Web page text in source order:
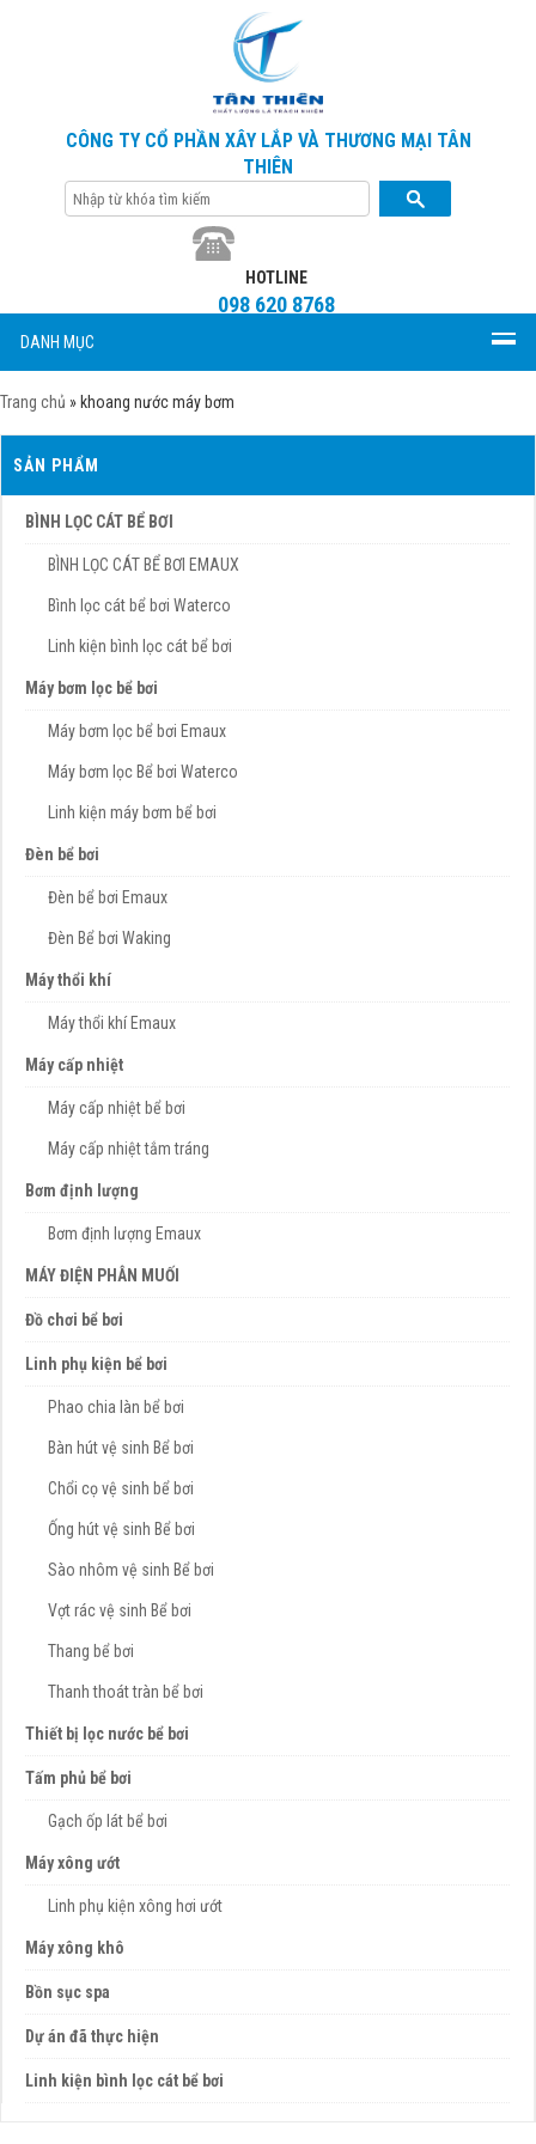
CÔNG TY CỔ PHẦN XÂY LẮP VÀ THƯƠNG MẠI TÂN
THIÊN
HOTLINE
098 620 8768
DANH MỤC
Trang chủ » khoang nước máy bơm
SẢN PHẨM
BÌNH LỌC CÁT BỂ BƠI
BÌNH LỌC CÁT BỂ BƠI EMAUX
Bình lọc cát bể bơi Waterco
Linh kiện bình lọc cát bể bơi
Máy bơm lọc bể bơi
Máy bơm lọc bể bơi Emaux
Máy bơm lọc Bể bơi Waterco
Linh kiện máy bơm bể bơi
Đèn bể bơi
Đèn bể bơi Emaux
Đèn Bể bơi Waking
Máy thổi khí
Máy thổi khí Emaux
Máy cấp nhiệt
Máy cấp nhiệt bể bơi
Máy cấp nhiệt tắm tráng
Bơm định lượng
Bơm định lượng Emaux
MÁY ĐIỆN PHÂN MUỐI
Đồ chơi bể bơi
Linh phụ kiện bể bơi
Phao chia làn bể bơi
Bàn hút vệ sinh Bể bơi
Chổi cọ vệ sinh bể bơi
Ống hút vệ sinh Bể bơi
Sào nhôm vệ sinh Bể bơi
Vợt rác vệ sinh Bể bơi
Thang bể bơi
Thanh thoát tràn bể bơi
Thiết bị lọc nước bể bơi
Tấm phủ bể bơi
Gạch ốp lát bể bơi
Máy xông ướt
Linh phụ kiện xông hơi ướt
Máy xông khô
Bồn sục spa
Dự án đã thực hiện
Linh kiện bình lọc cát bể bơi